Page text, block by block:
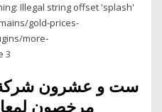
gold-prices-
more-
3
ست و عشرون شركة
مرخصون